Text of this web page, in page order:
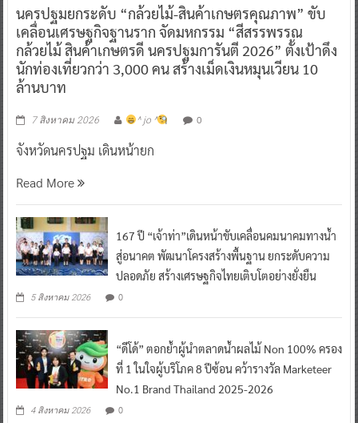
นครปฐมยกระดับ “กล้วยไม้-สินค้าเกษตรคุณภาพ” ขับ
เคลื่อนเศรษฐกิจฐานราก จัดมหกรรม “สีสรรพรรณ
กล้วยไม้ สินค้าเกษตรดี นครปฐมการันตี 2026” ตั้งเป้าดึง
นักท่องเที่ยวกว่า 3,000 คน สร้างเม็ดเงินหมุนเวียน 10
ล้านบาท
7 สิงหาคม 2026 ^ jo ^ 0
จังหวัดนครปฐม เดินหน้ายก
Read More
167 ปี “เจ้าท่า”เดินหน้าขับเคลื่อนคมนาคมทางน้ำ
สู่อนาคต พัฒนาโครงสร้างพื้นฐาน ยกระดับความ
ปลอดภัย สร้างเศรษฐกิจไทยเติบโตอย่างยั่งยืน
5 สิงหาคม 2026 0
“ดีโด้” ตอกย้ำผู้นำตลาดน้ำผลไม้ Non 100% ครอง
ที่ 1 ในใจผู้บริโภค 8 ปีซ้อน คว้ารางวัล Marketeer
No.1 Brand Thailand 2025-2026
4 สิงหาคม 2026 0